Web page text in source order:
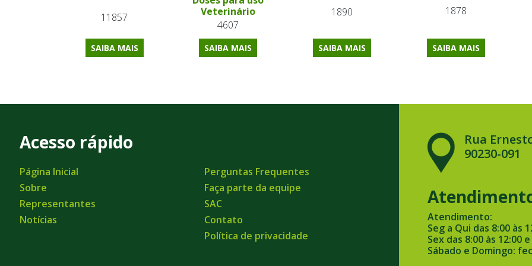
11857
SAIBA MAIS
Veterinário
4607
SAIBA MAIS
1890
SAIBA MAIS
1878
SAIBA MAIS
Acesso rápido
Página Inicial
Sobre
Representantes
Notícias
Perguntas Frequentes
Faça parte da equipe
SAC
Contato
Política de privacidade
Rua
90230-091
Atendimento:
Seg a Qui das 8:00 às
Sex das 8:00 às 12:00
Sábado e Domingo: